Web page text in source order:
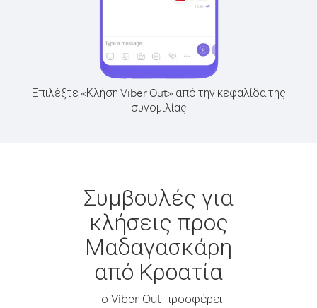
Επιλέξτε «Κλήση Viber Out» από την κεφαλίδα της
συνομιλίας
Συμβουλές για
κλήσεις προς
Μαδαγασκάρη
από Κροατία
Το Viber Out προσφέρει